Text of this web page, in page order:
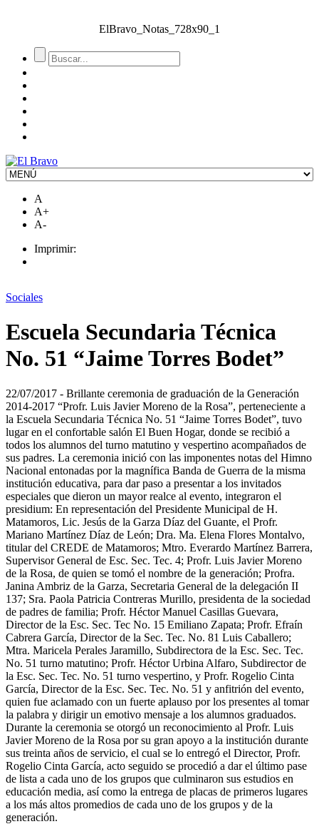
ElBravo_Notas_728x90_1
A
A+
A-
Imprimir:
Sociales
Escuela Secundaria Técnica
No. 51 “Jaime Torres Bodet”
22/07/2017 - Brillante ceremonia de graduación de la Generación
2014-2017 “Profr. Luis Javier Moreno de la Rosa”, perteneciente a
la Escuela Secundaria Técnica No. 51 “Jaime Torres Bodet”, tuvo
lugar en el confortable salón El Buen Hogar, donde se recibió a
todos los alumnos del turno matutino y vespertino acompañados de
sus padres. La ceremonia inició con las imponentes notas del Himno
Nacional entonadas por la magnífica Banda de Guerra de la misma
institución educativa, para dar paso a presentar a los invitados
especiales que dieron un mayor realce al evento, integraron el
presidium: En representación del Presidente Municipal de H.
Matamoros, Lic. Jesús de la Garza Díaz del Guante, el Profr.
Mariano Martínez Díaz de León; Dra. Ma. Elena Flores Montalvo,
titular del CREDE de Matamoros; Mtro. Everardo Martínez Barrera,
Supervisor General de Esc. Sec. Tec. 4; Profr. Luis Javier Moreno
de la Rosa, de quien se tomó el nombre de la generación; Profra.
Janina Ambriz de la Garza, Secretaria General de la delegación II
137; Sra. Paola Patricia Contreras Murillo, presidenta de la sociedad
de padres de familia; Profr. Héctor Manuel Casillas Guevara,
Director de la Esc. Sec. Tec No. 15 Emiliano Zapata; Profr. Efraín
Cabrera García, Director de la Sec. Tec. No. 81 Luis Caballero;
Mtra. Maricela Perales Jaramillo, Subdirectora de la Esc. Sec. Tec.
No. 51 turno matutino; Profr. Héctor Urbina Alfaro, Subdirector de
la Esc. Sec. Tec. No. 51 turno vespertino, y Profr. Rogelio Cinta
García, Director de la Esc. Sec. Tec. No. 51 y anfitrión del evento,
quien fue aclamado con un fuerte aplauso por los presentes al tomar
la palabra y dirigir un emotivo mensaje a los alumnos graduados.
Durante la ceremonia se otorgó un reconocimiento al Profr. Luis
Javier Moreno de la Rosa por su gran apoyo a la institución durante
sus treinta años de servicio, el cual se lo entregó el Director, Profr.
Rogelio Cinta García, acto seguido se procedió a dar el último pase
de lista a cada uno de los grupos que culminaron sus estudios en
educación media, así como la entrega de placas de primeros lugares
a los más altos promedios de cada uno de los grupos y de la
generación.